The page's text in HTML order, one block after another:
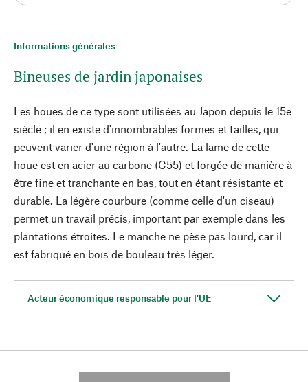
Informations générales
Bineuses de jardin japonaises
Les houes de ce type sont utilisées au Japon depuis le 15e
siècle ; il en existe d'innombrables formes et tailles, qui
peuvent varier d'une région à l'autre. La lame de cette
houe est en acier au carbone (C55) et forgée de manière à
être fine et tranchante en bas, tout en étant résistante et
durable. La légère courbure (comme celle d'un ciseau)
permet un travail précis, important par exemple dans les
plantations étroites. Le manche ne pèse pas lourd, car il
est fabriqué en bois de bouleau très léger.
Acteur économique responsable pour l'UE